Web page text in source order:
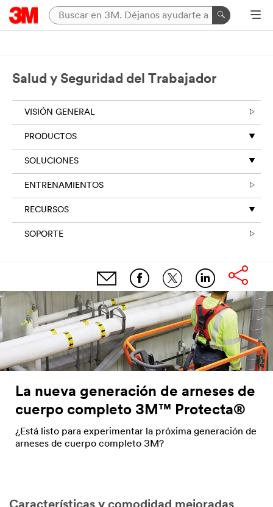
Salud y Seguridad del Trabajador
VISIÓN GENERAL
PRODUCTOS
SOLUCIONES
ENTRENAMIENTOS
RECURSOS
SOPORTE
La nueva generación de arneses de
cuerpo completo 3M™ Protecta®
¿Está listo para experimentar la próxima generación de
arneses de cuerpo completo 3M?